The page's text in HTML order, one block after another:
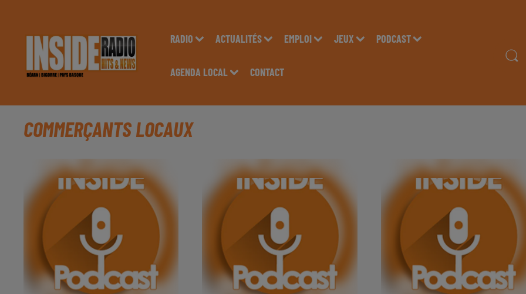
RADIO ACTUALITÉS EMPLOI JEUX PODCAST
AGENDA LOCAL CONTACT
COMMERÇANTS LOCAUX